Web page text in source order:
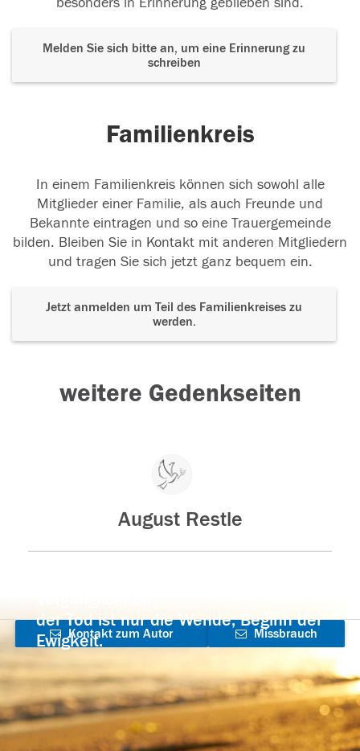
Melden Sie sich bitte an, um eine Erinnerung zu
schreiben
Familienkreis
In einem Familienkreis können sich sowohl alle
Mitglieder einer Familie, als auch Freunde und
Bekannte eintragen und so eine Trauergemeinde
bilden. Bleiben Sie in Kontakt mit anderen Mitgliedern
und tragen Sie sich jetzt ganz bequem ein.
Jetzt anmelden um Teil des Familienkreises zu
werden.
weitere Gedenkseiten
August Restle
der Tod ist nur die Wende, Beginn der
Ewigkeit.
Kontakt zum Autor
aufnehmen
Missbrauch